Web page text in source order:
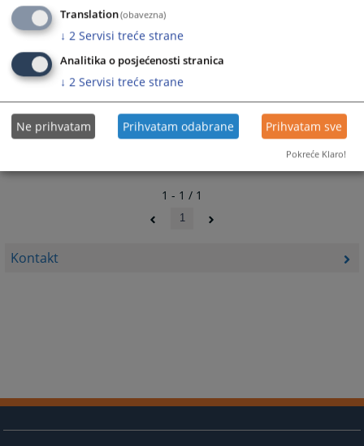
Kontakt
735PREGLEDA
1 - 1 / 1
1
Translation(obavezna)
↓ 2 Servisi treće strane
Analitika o posjećenosti stranica
↓ 2 Servisi treće strane
Ne prihvatam Prihvatam odabrane Prihvatam sve
Pokreće Klaro!